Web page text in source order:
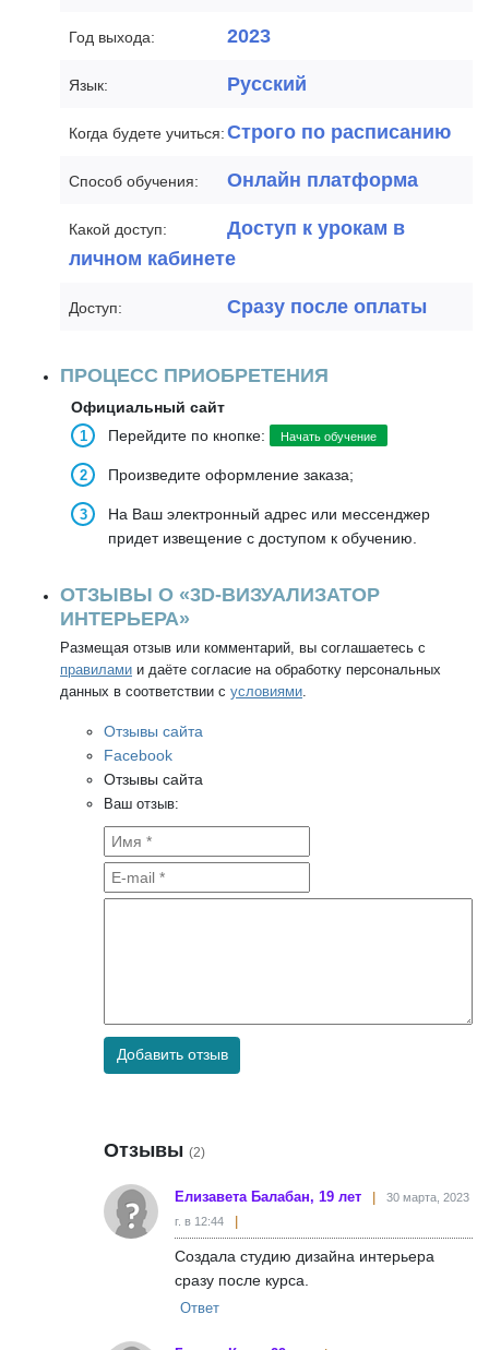
Год выхода: 2023
Язык: Русский
Когда будете учиться:Строго по расписанию
Способ обучения: Онлайн платформа
Какой доступ:
Доступ к урокам в
личном кабинете
Доступ: Сразу после оплаты
ПРОЦЕСС ПРИОБРЕТЕНИЯ
Официальный сайт
Перейдите по кнопке:
Начать обучение
Произведите оформление заказа;
На Ваш электронный адрес или мессенджер
придет извещение с доступом к обучению.
ОТЗЫВЫ О «3D-ВИЗУАЛИЗАТОР
ИНТЕРЬЕРА»
Размещая отзыв или комментарий, вы соглашаетесь с
правилами и даёте согласие на обработку персональных
данных в соответствии с условиями.
Отзывы сайта
Facebook
Отзывы сайта
Ваш отзыв:
Добавить отзыв
Отзывы (2)
Елизавета Балабан, 19 лет
30 марта, 2023
г. в 12:44
Создала студию дизайна интерьера
сразу после курса.
Ответ